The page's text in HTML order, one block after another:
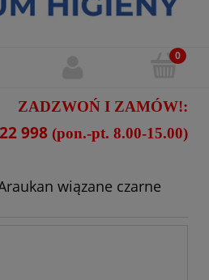
ZADZWOŃ I ZAMÓW!:
998 (pon.-pt. 8.00-15.00)
wiązane czarne